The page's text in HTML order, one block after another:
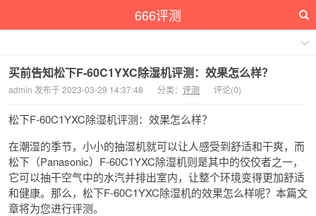
666评测
买前告知松下F-60C1YXC除湿机评测：效果怎么样？
admin 发布于 2023-03-29 14:37:48 分类： 评测 评论(0)
松下F-60C1YXC除湿机评测：效果怎么样？
在潮湿的季节，小小的抽湿机就可以让人感受到舒适和干爽，而
松下（Panasonic）F-60C1YXC除湿机则是其中的佼佼者之一，
它可以抽干空气中的水汽并排出室内，让整个环境变得更加舒适
和健康。那么，松下F-60C1YXC除湿机的效果怎么样呢？本篇文
章将为您进行评测。